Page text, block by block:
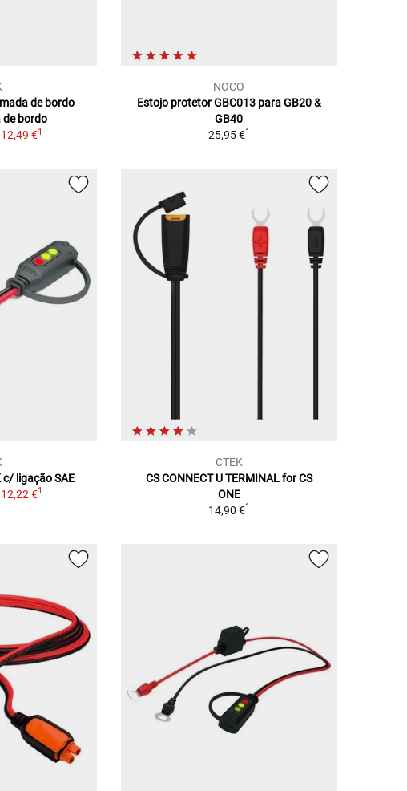
de bordo
de bordo
12,49 €1
NOCO
Estojo protetor GBC013 para GB20 &
GB40
25,95 €1
c/ ligação SAE
12,22 €1
CTEK
CS CONNECT U TERMINAL for CS
ONE
14,90 €1